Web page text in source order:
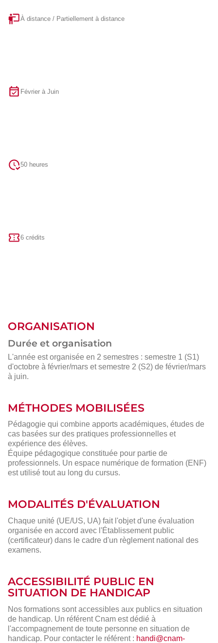
À distance / Partiellement à distance
Février à Juin
50 heures
6 crédits
ORGANISATION
Durée et organisation
L'année est organisée en 2 semestres : semestre 1 (S1)
d'octobre à février/mars et semestre 2 (S2) de février/mars
à juin.
MÉTHODES MOBILISÉES
Pédagogie qui combine apports académiques, études de
cas basées sur des pratiques professionnelles et
expérience des élèves.
Équipe pédagogique constituée pour partie de
professionnels. Un espace numérique de formation (ENF)
est utilisé tout au long du cursus.
MODALITÉS D'ÉVALUATION
Chaque unité (UE/US, UA) fait l'objet d'une évaluation
organisée en accord avec l'Établissement public
(certificateur) dans le cadre d'un règlement national des
examens.
ACCESSIBILITÉ PUBLIC EN
SITUATION DE HANDICAP
Nos formations sont accessibles aux publics en situation
de handicap. Un référent Cnam est dédié à
l'accompagnement de toute personne en situation de
handicap. Pour contacter le référent : handi@cnam-